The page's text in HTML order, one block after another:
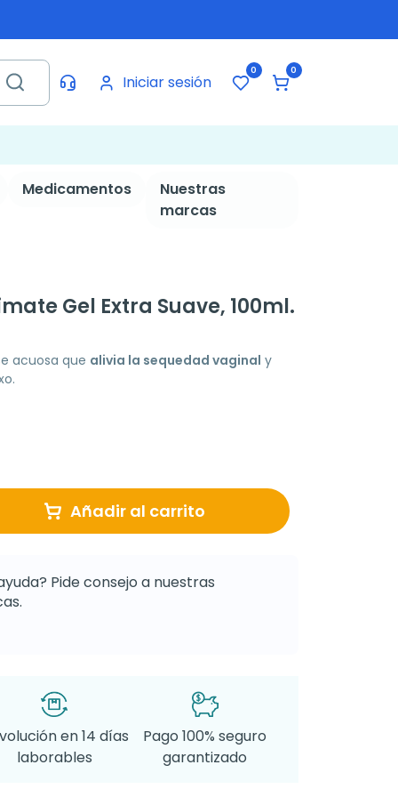
Iniciar sesión
0 0
Medicamentos
Nuestras
marcas
Gel Extra Suave, 100ml.
acuosa que alivia la sequedad vaginal y
Añadir al carrito
Pide consejo a nuestras
en 14 días
laborables
Pago 100% seguro
garantizado